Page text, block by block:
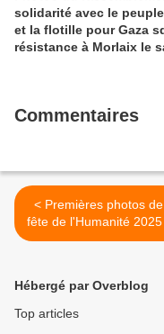
solidarité avec le
et la flotille pour Gaza
résistance à Morlaix le
Commentaires
< Premières photos de la
fête de l'Humanité 2025
le stand du PCF
Hébergé par Overblog
Top articles